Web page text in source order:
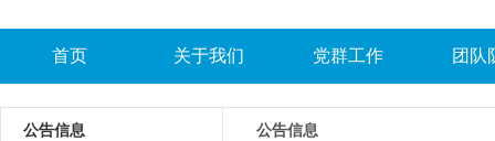
首页 关于我们 党群工作 团队
公告信息 公告信息